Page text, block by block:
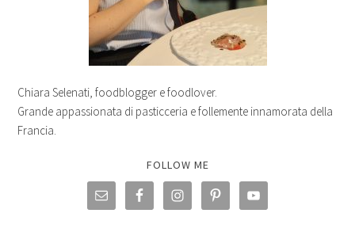
Chiara Selenati, foodblogger e foodlover.
Grande appassionata di pasticceria e follemente innamorata della
Francia.
FOLLOW ME